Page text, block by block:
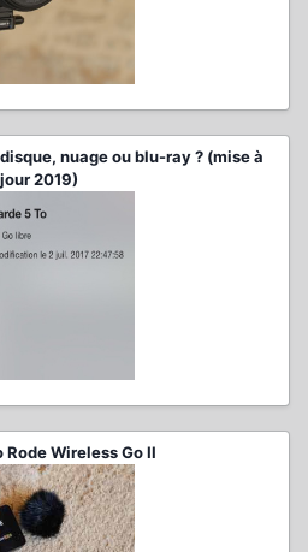
nuage ou blu-ray ? (mise à
jour 2019)
Rode Wireless Go II